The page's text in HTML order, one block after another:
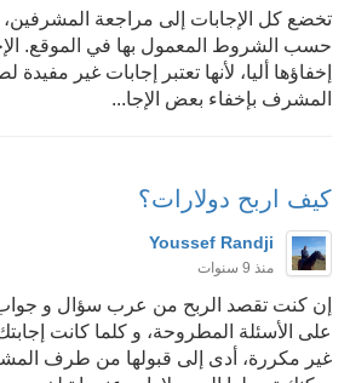
تخضع كل الإجابات إلى مراجعة المشرفين،
حسب الشروط المعمول بها في الموقع.
إخفاؤها أليا، لأنها تعتبر إجابات غير
المشرف بإخفاء بعض الإجا...
كيف اربح دولارات؟
Youssef Randji
منذ 9 سنوات
إن كنت تقصد الربح من عرب سؤال و جواب
على الأسئلة المطروحة، و كلما كانت
غير مكررة، أدى إلى قبولها من طرف